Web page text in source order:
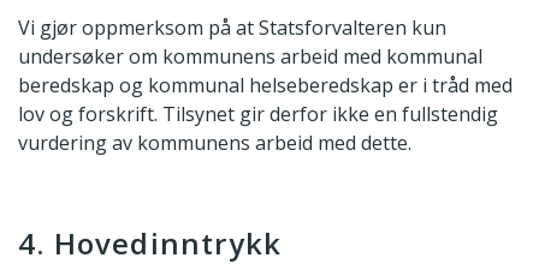
Vi gjør oppmerksom på at Statsforvalteren kun
undersøker om kommunens arbeid med kommunal
beredskap og kommunal helseberedskap er i tråd med
lov og forskrift. Tilsynet gir derfor ikke en fullstendig
vurdering av kommunens arbeid med dette.
4. Hovedinntrykk